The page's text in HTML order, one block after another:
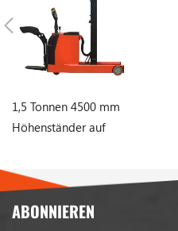
1,5 Tonnen 4500 mm
Höhenständer auf
ABONNIEREN